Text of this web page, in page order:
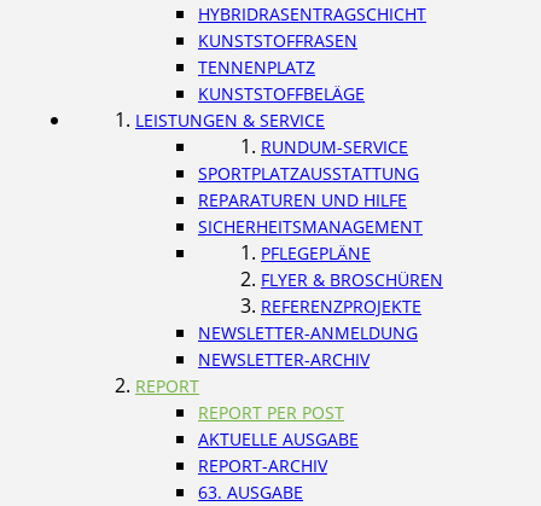
HYBRIDRASENTRAGSCHICHT
KUNSTSTOFFRASEN
TENNENPLATZ
KUNSTSTOFFBELÄGE
LEISTUNGEN & SERVICE
RUNDUM-SERVICE
SPORTPLATZAUSSTATTUNG
REPARATUREN UND HILFE
SICHERHEITSMANAGEMENT
PFLEGEPLÄNE
FLYER & BROSCHÜREN
REFERENZPROJEKTE
NEWSLETTER-ANMELDUNG
NEWSLETTER-ARCHIV
REPORT
REPORT PER POST
AKTUELLE AUSGABE
REPORT-ARCHIV
63. AUSGABE